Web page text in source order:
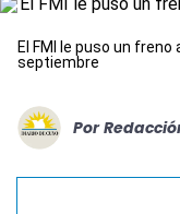
El FMI le puso un
septiembre
Por